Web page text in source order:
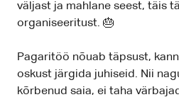
väljast ja mahlane seest, täis
organiseeritust. 🎂
Pagaritöö nõuab täpsust,
oskust järgida juhiseid. Nii
kõrbenud saia, ei taha